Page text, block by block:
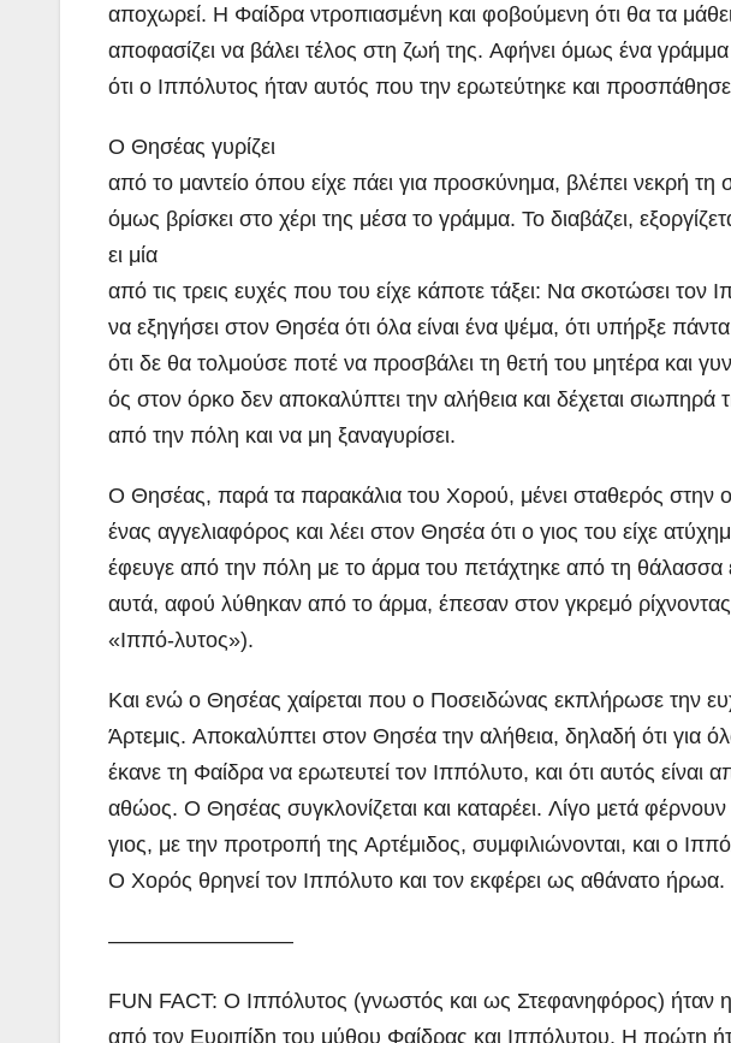
αποχωρεί. Η Φαίδρα ντροπιασμένη και φοβούμενη ότι θα τα
αποφασίζει να βάλει τέλος στη ζωή της. Αφήνει όμως ένα
ότι ο Ιππόλυτος ήταν αυτός που την ερωτεύτηκε και
Ο Θησέας γυρίζει
από το μαντείο όπου είχε πάει για προσκύνημα, βλέπει νεκρή τη
όμως βρίσκει στο χέρι της μέσα το γράμμα. Το διαβάζει,
ει μία
από τις τρεις ευχές που του είχε κάποτε τάξει: Να σκοτώσει
να εξηγήσει στον Θησέα ότι όλα είναι ένα ψέμα, ότι υπήρξε
ότι δε θα τολμούσε ποτέ να προσβάλει τη θετή του μητέρα και
ός στον όρκο δεν αποκαλύπτει την αλήθεια και δέχεται σιωπηρά
από την πόλη και να μη ξαναγυρίσει.
Ο Θησέας, παρά τα παρακάλια του Χορού, μένει σταθερός στην
ένας αγγελιαφόρος και λέει στον Θησέα ότι ο γιος του είχε
έφευγε από την πόλη με το άρμα του πετάχτηκε από τη θάλασσα
αυτά, αφού λύθηκαν από το άρμα, έπεσαν στον γκρεμό ρίχνοντας
«Ιππό-λυτος»).
Και ενώ ο Θησέας χαίρεται που ο Ποσειδώνας εκπλήρωσε την
Άρτεμις. Αποκαλύπτει στον Θησέα την αλήθεια, δηλαδή ότι για
έκανε τη Φαίδρα να ερωτευτεί τον Ιππόλυτο, και ότι αυτός είναι
αθώος. Ο Θησέας συγκλονίζεται και καταρέει. Λίγο μετά
γιος, με την προτροπή της Αρτέμιδος, συμφιλιώνονται, και ο
Ο Χορός θρηνεί τον Ιππόλυτο και τον εκφέρει ως αθάνατο ήρωα.
————————–
FUN FACT: Ο Ιππόλυτος (γνωστός και ως Στεφανηφόρος) ήταν η
από τον Ευριπίδη του μύθου Φαίδρας και Ιππόλυτου. Η πρώτη